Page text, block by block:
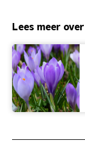
Lees meer over